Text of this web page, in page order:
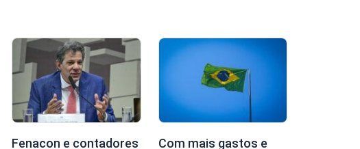
Fenacon e contadores Com mais gastos e